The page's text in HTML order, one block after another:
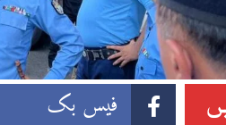
فیس بک